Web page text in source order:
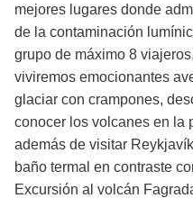
mejores lugares donde
de la contaminación
grupo de máximo 8
viviremos emocionantes
glaciar con crampones,
conocer los volcanes en la
además de visitar
baño termal en contraste
Excursión al volcán